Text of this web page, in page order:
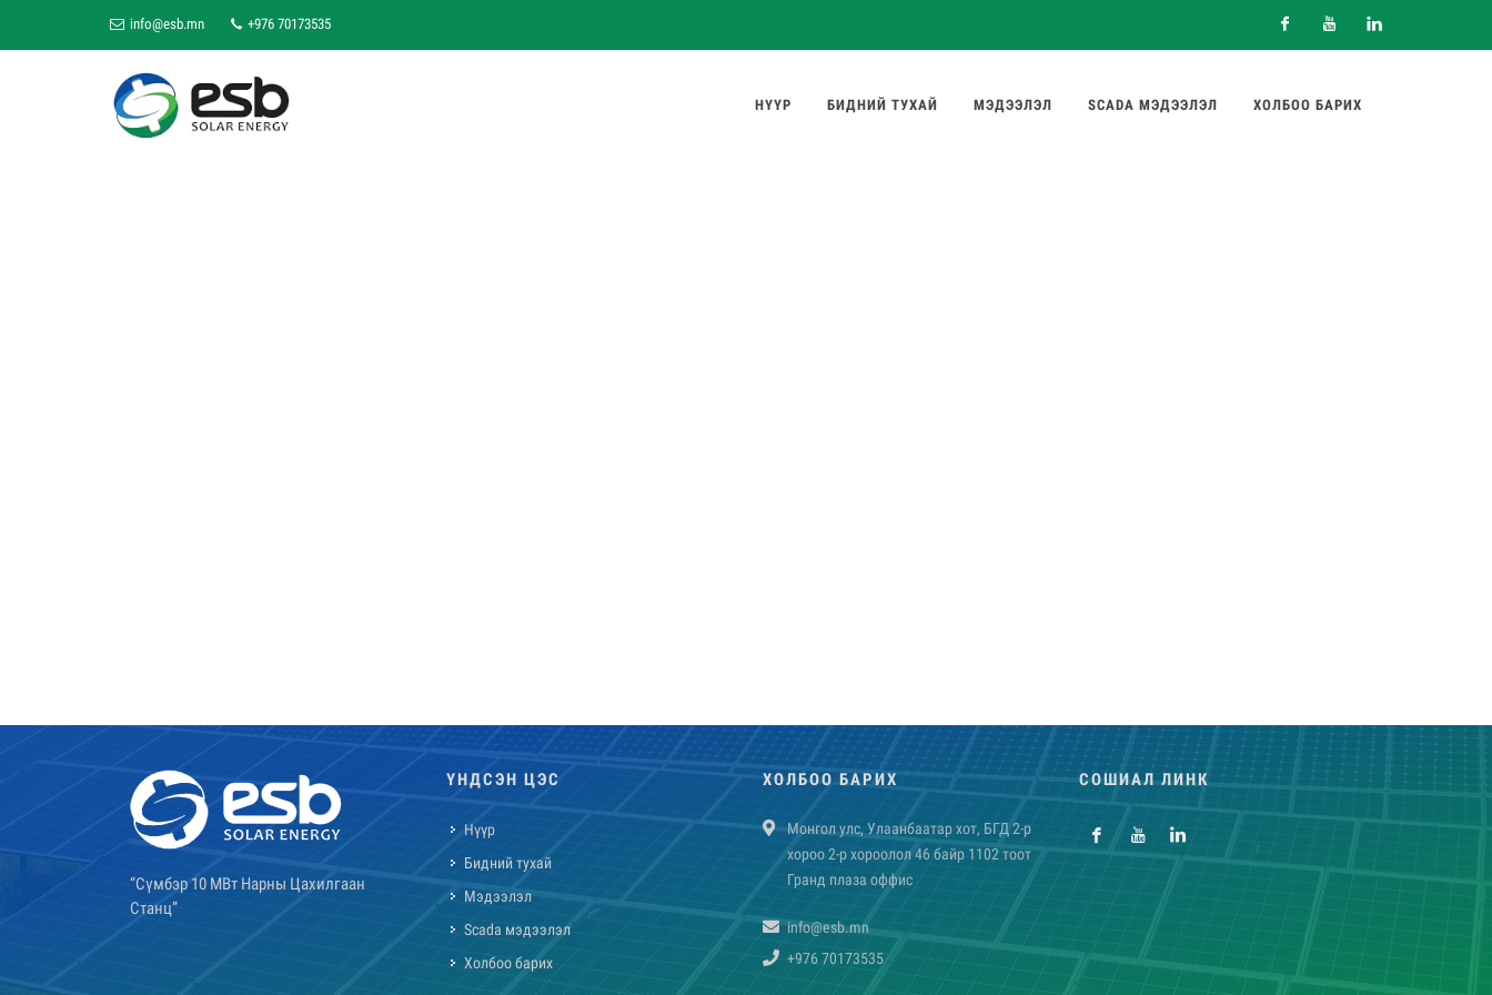
info@esb.mn +976 70173535
НҮҮР
БИДНИЙ ТУХАЙ МЭДЭЭЛЭЛ SCADA МЭДЭЭЛЭЛ ХОЛБОО БАРИХ
“Сүмбэр 10 МВт Нарны Цахилгаан
Станц”
ҮНДСЭН ЦЭС
Нүүр
Бидний тухай
Мэдээлэл
Scada мэдээлэл
Холбоо барих
ХОЛБОО БАРИХ
Монгол улс, Улаанбаатар хот, БГД 2-р
хороо 2-р хороолол 46 байр 1102 тоот
Гранд плаза оффис
info@esb.mn
+976 70173535
СОШИАЛ ЛИНК